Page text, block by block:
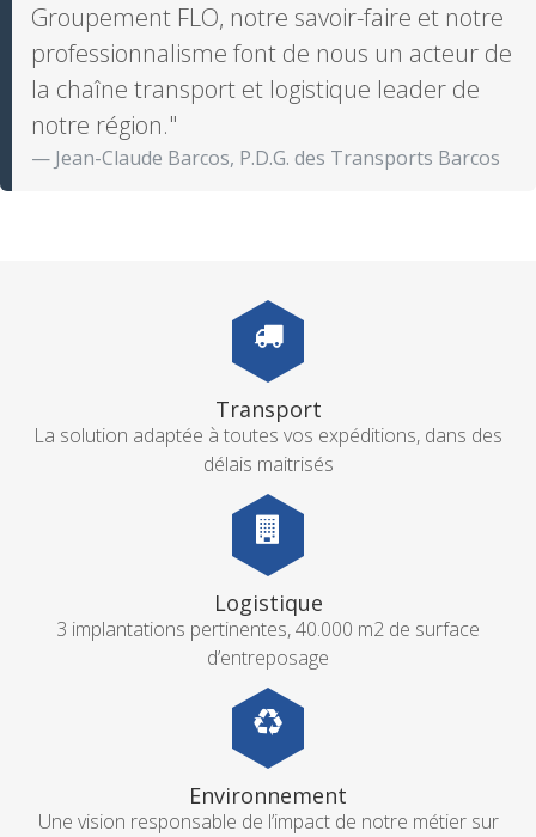
Groupement FLO, notre savoir-faire et notre
professionnalisme font de nous un acteur de
la chaîne transport et logistique leader de
notre région."
Jean-Claude Barcos, P.D.G. des Transports Barcos
Transport
La solution adaptée à toutes vos expéditions, dans des
délais maitrisés
Logistique
3 implantations pertinentes, 40.000 m2 de surface
d’entreposage
Environnement
Une vision responsable de l’impact de notre métier sur